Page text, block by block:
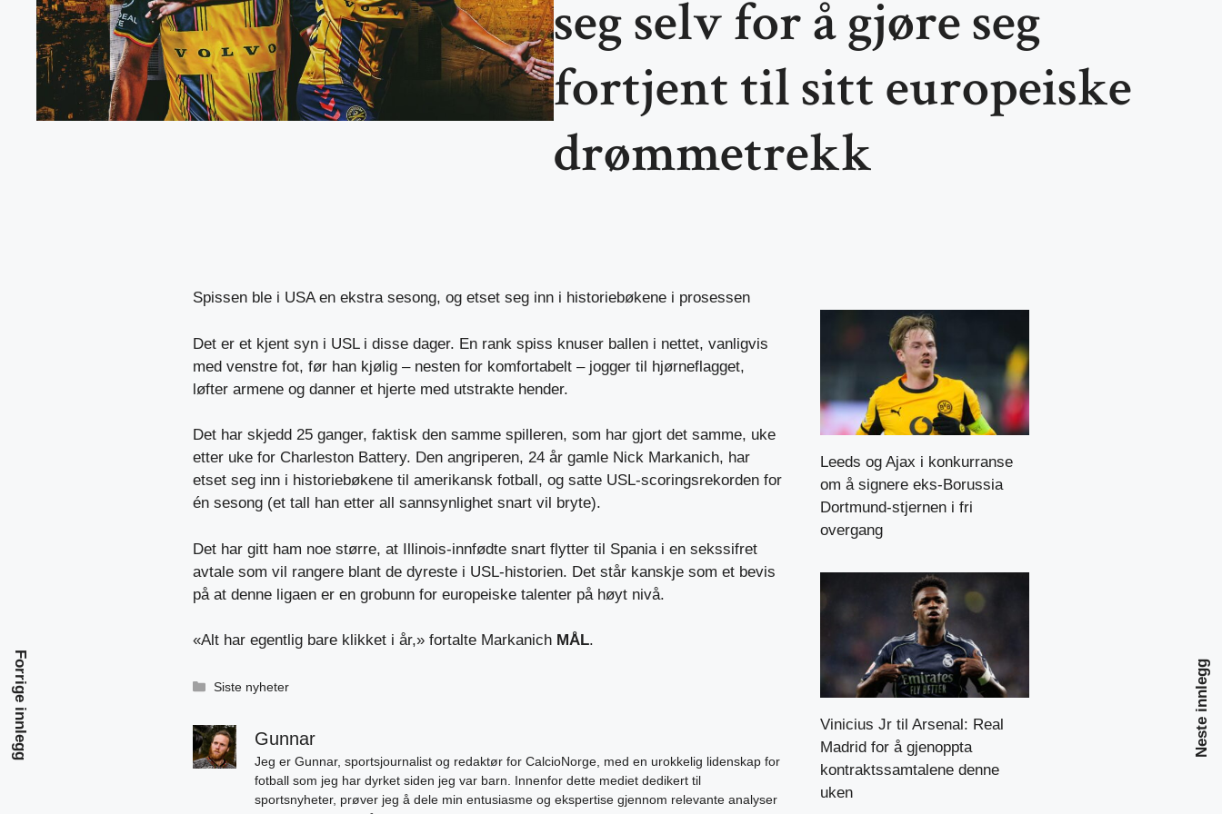
seg selv for å gjøre seg
fortjent til sitt europeiske
drømmetrekk
Spissen ble i USA en ekstra sesong, og etset seg inn i historiebøkene i prosessen
Det er et kjent syn i USL i disse dager. En rank spiss knuser ballen i nettet, vanligvis
med venstre fot, før han kjølig – nesten for komfortabelt – jogger til hjørneflagget,
løfter armene og danner et hjerte med utstrakte hender.
Det har skjedd 25 ganger, faktisk den samme spilleren, som har gjort det samme, uke
etter uke for Charleston Battery. Den angriperen, 24 år gamle Nick Markanich, har
etset seg inn i historiebøkene til amerikansk fotball, og satte USL-scoringsrekorden for
én sesong (et tall han etter all sannsynlighet snart vil bryte).
Det har gitt ham noe større, at Illinois-innfødte snart flytter til Spania i en sekssifret
avtale som vil rangere blant de dyreste i USL-historien. Det står kanskje som et bevis
på at denne ligaen er en grobunn for europeiske talenter på høyt nivå.
«Alt har egentlig bare klikket i år,» fortalte Markanich MÅL.
Kategorier
Siste nyheter
Gunnar
Jeg er Gunnar, sportsjournalist og redaktør for CalcioNorge, med en urokkelig lidenskap for
fotball som jeg har dyrket siden jeg var barn. Innenfor dette mediet dedikert til
sportsnyheter, prøver jeg å dele min entusiasme og ekspertise gjennom relevante analyser
Forrige innlegg Neste innlegg
Leeds og Ajax i konkurranse
om å signere eks-Borussia
Dortmund-stjernen i fri
overgang
Vinicius Jr til Arsenal: Real
Madrid for å gjenoppta
kontraktssamtalene denne
uken